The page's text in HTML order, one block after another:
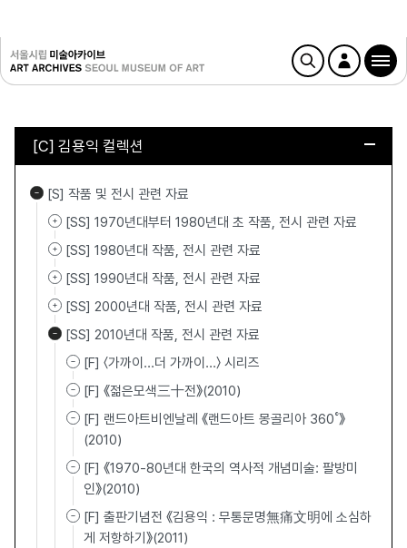
[C] 김용익 컬렉션
[S] 작품 및 전시 관련 자료
[SS] 1970년대부터 1980년대 초 작품, 전시 관련 자료
[SS] 1980년대 작품, 전시 관련 자료
[SS] 1990년대 작품, 전시 관련 자료
[SS] 2000년대 작품, 전시 관련 자료
[SS] 2010년대 작품, 전시 관련 자료
[F] 〈가까이...더 가까이…〉 시리즈
[F] 《젊은모색三十전》(2010)
[F] 랜드아트비엔날레 《랜드아트 몽골리아 360˚》
(2010)
[F] 《1970-80년대 한국의 역사적 개념미술: 팔방미
인》(2010)
[F] 출판기념전 《김용익 : 무통문명無痛文明에 소심하
게 저항하기》(2011)